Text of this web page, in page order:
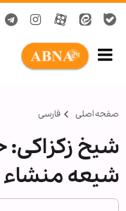
صفحه اصلی فارسی
شیخ زکزاکی:
شیعه منشاء